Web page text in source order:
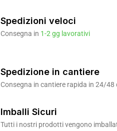
Spedizioni veloci
Consegna in 1-2 gg lavorativi
Spedizione in cantiere
Consegna in cantiere rapida in 24/48
Imballi Sicuri
Tutti i nostri prodotti vengono